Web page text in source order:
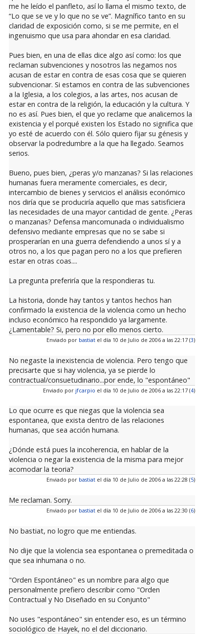
me he leído el panfleto, así lo llama el mismo texto, de
“Lo que se ve y lo que no se ve”. Magnífico tanto en su
claridad de exposición como, si se me permite, en el
ingenuismo que usa para ahondar en esa claridad.
Pues bien, en una de ellas dice algo así como: los que
reclaman subvenciones y nosotros las negamos nos
acusan de estar en contra de esas cosa que se quieren
subvencionar. Si estamos en contra de las subvenciones
a la Iglesia, a los colegios, a las artes, nos acusan de
estar en contra de la religión, la educación y la cultura. Y
no es así. Pues bien, el que yo reclame que analicemos la
existencia y el porqué existen los Estado no significa que
yo esté de acuerdo con él. Sólo quiero fijar su génesis y
observar la podredumbre a la que ha llegado. Seamos
serios.
Bueno, pues bien, ¿peras y/o manzanas? Si las relaciones
humanas fuera meramente comerciales, es decir,
intercambio de bienes y servicios el análisis económico
nos diría que se produciría aquello que mas satisficiera
las necesidades de una mayor cantidad de gente. ¿Peras
o manzanas? Defensa mancomunada o individualismo
defensivo mediante empresas que no se sabe si
prosperarían en una guerra defendiendo a unos sí y a
otros no, a los que pagan pero no a los que prefieren
estar en otras coas....
La pregunta preferiría que la respondieras tu.
La historia, donde hay tantos y tantos hechos han
confirmado la existencia de la violencia como un hecho
incluso económico ha respondido ya largamente.
¿Lamentable? Si, pero no por ello menos cierto.
Enviado por bastiatel día 10 de Julio de 2006 a las 22:17 (3)
No negaste la inexistencia de violencia. Pero tengo que
precisarte que si hay violencia, ya se pierde lo
contractual/consuetudinario...por ende, lo "espontáneo"
Enviado por jfcarpio el día 10 de Julio de 2006 a las 22:17 (4)
Lo que ocurre es que niegas que la violencia sea
espontanea, que exista dentro de las relaciones
humanas, que sea acción humana.
¿Dónde está pues la incoherencia, en hablar de la
violencia o negar la existencia de la misma para mejor
acomodar la teoria?
Enviado por bastiatel día 10 de Julio de 2006 a las 22:28 (5)
Me reclaman. Sorry.
Enviado por bastiatel día 10 de Julio de 2006 a las 22:30 (6)
No bastiat, no logro que me entiendas.
No dije que la violencia sea espontanea o premeditada o
que sea inhumana o no.
"Orden Espontáneo" es un nombre para algo que
personalmente prefiero describir como "Orden
Contractual y No Diseñado en su Conjunto"
No uses "espontáneo" sin entender eso, es un término
sociológico de Hayek, no el del diccionario.